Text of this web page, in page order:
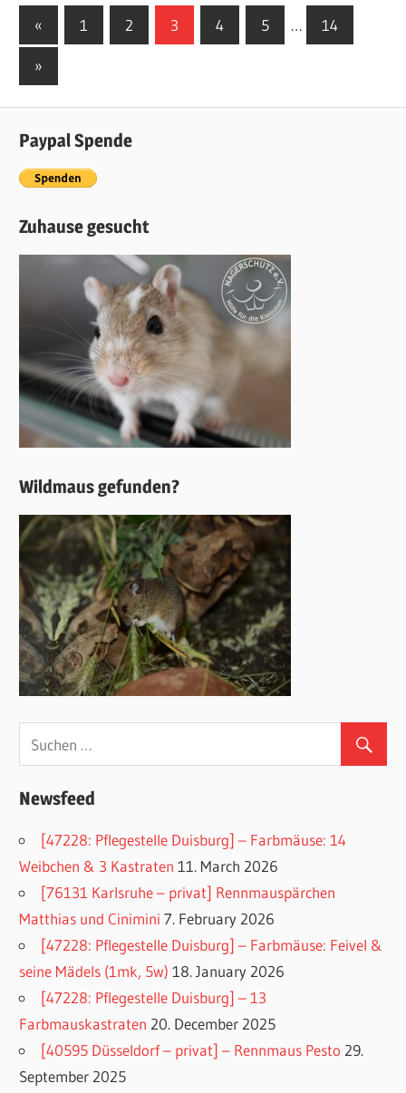
Posts
navigation
« Vorherige
Beiträge
1 2 3 4 5 … 14
Nächste
»
Paypal Spende
Zuhause gesucht
Wildmaus gefunden?
Newsfeed
[47228: Pflegestelle Duisburg] – Farbmäuse: 14
Weibchen & 3 Kastraten 11. March 2026
[76131 Karlsruhe – privat] Rennmauspärchen
Matthias und Cinimini 7. February 2026
[47228: Pflegestelle Duisburg] – Farbmäuse: Feivel &
seine Mädels (1mk, 5w) 18. January 2026
[47228: Pflegestelle Duisburg] – 13
Farbmauskastraten 20. December 2025
[40595 Düsseldorf – privat] – Rennmaus Pesto 29.
September 2025